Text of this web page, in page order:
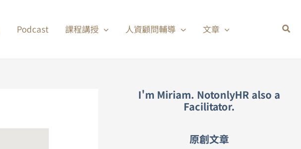
Podcast 課程講授 人資顧問輔導 文章
I'm Miriam. NotonlyHR also a
Facilitator.
原創文章